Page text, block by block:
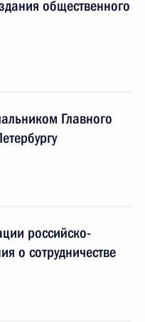
общественного
Главного
российско-
о сотрудничестве